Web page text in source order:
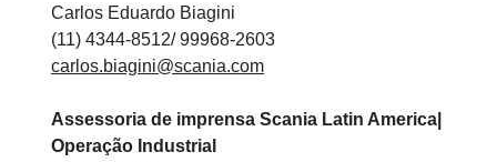
Carlos Eduardo Biagini
(11) 4344-8512/ 99968-2603
carlos.biagini@scania.com
Assessoria de imprensa Scania Latin America|
Operação Industrial